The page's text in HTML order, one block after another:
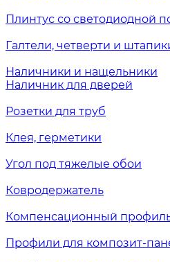
Плинтус со светодиодной
Галтели, четверти и
Наличники и нащельники
Наличник для дверей
Розетки для труб
Клея, герметики
Угол под тяжелые обои
Ковродержатель
Компенсационный
Профили для композит-